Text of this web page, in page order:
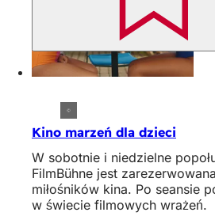
Kino marzeń dla dzieci
W sobotnie i niedzielne
FilmBühne jest
miłośników kina. Po seansie
w świecie filmowych wrażeń.